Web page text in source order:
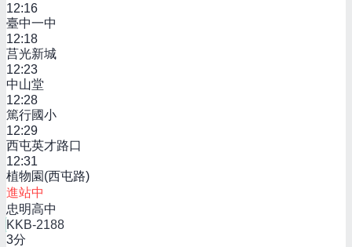
12:16
臺中一中
12:18
莒光新城
12:23
中山堂
12:28
篤行國小
12:29
西屯英才路口
12:31
植物園(西屯路)
進站中
忠明高中
KKB-2188
3分